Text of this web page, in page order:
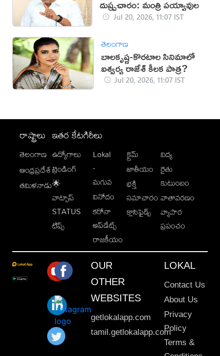
దుష్ప్రచారం: మంత్రి పయ్యావుల
Jul 20, 2026, 11:07 IST
తెలంగాణ
బాలకృష్ణ-కొరటాల సినిమాలో
ఐశ్వర్య రాజేశ్ కీలక పాత్ర?
Jul 20, 2026, 11:07 IST
రాష్ట్రాలు
తెలంగాణ
ఆంధ్రప్రదేశ్
తమిళనాడు
ఇతర కేటగిరీలు
ఉద్యోగాలు
ట్రెండింగ్
🌟
వాట్సాప్
STATUS
టిప్స్
Lokal
-
మగువ
వినోదం
కరోనా
అప్‌డేట్స్
రాజకీయం
క్రైమ్
జాతీయం
భక్తి
సమాచారం
క్లాసిఫైడ్స్
విద్య
రైతు
కుటుంబం
వాతావరణం
వ్యాపార
ప్రపంచం
OUR
OTHER
WEBSITES
getlokalapp.com
tamil.getlokalapp.com
LOKAL
Contact Us
About Us
Privacy
Policy
Terms &